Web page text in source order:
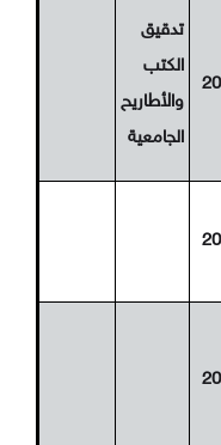
تدقيق
الكتب
والأطاريح
الجامعية